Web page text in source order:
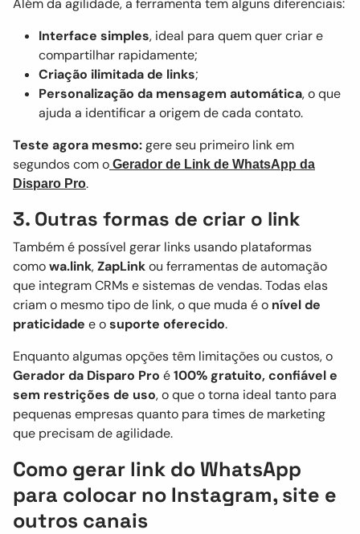
Além da agilidade, a ferramenta tem alguns diferenciais:
Interface simples, ideal para quem quer criar e
compartilhar rapidamente;
Criação ilimitada de links;
Personalização da mensagem automática, o que
ajuda a identificar a origem de cada contato.
Teste agora mesmo:gere seu primeiro link em
segundos com o Gerador de Link de WhatsApp da
Disparo Pro.
3. Outras formas de criar o link
Também é possível gerar links usando plataformas
comowa.link,ZapLinkou ferramentas de automação
que integram CRMs e sistemas de vendas. Todas elas
criam o mesmo tipo de link, o que muda é o nível de
praticidade e osuporte oferecido.
Enquanto algumas opções têm limitações ou custos, o
Gerador da Disparo Pro é100% gratuito, confiável e
sem restrições de uso, o que o torna ideal tanto para
pequenas empresas quanto para times de marketing
que precisam de agilidade.
Como gerar link do WhatsApp
para colocar no Instagram, site e
outros canais